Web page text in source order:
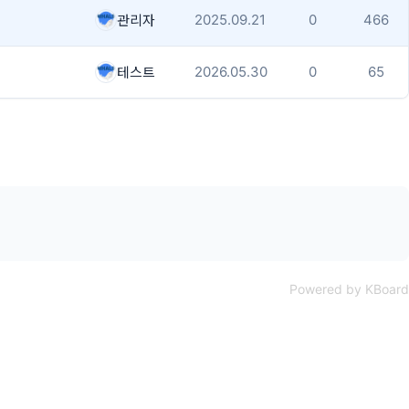
관리자 2025.09.21 0 466
테스트 2026.05.30 0 65
Powered by KBoard